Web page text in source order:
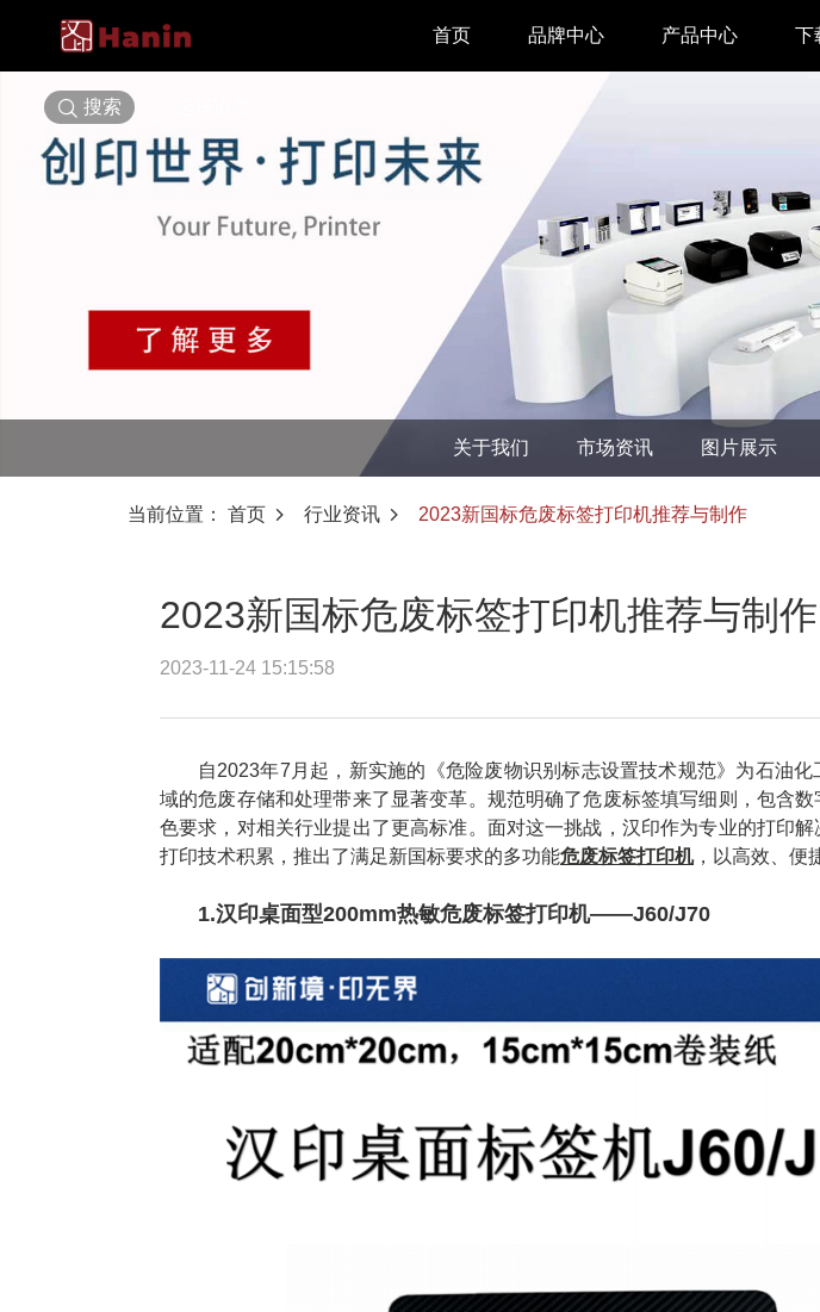
首页 品牌中心 产品中心 下
搜索
关于我们 市场资讯 图片展示
当前位置： 首页 行业资讯 2023新国标危废标签打印机推荐与制作
2023新国标危废标签打印机推荐与制作
2023-11-24 15:15:58
自2023年7月起，新实施的《危险废物识别标志设置技术规范》为石油
域的危废存储和处理带来了显著变革。规范明确了危废标签填写细则，包含
色要求，对相关行业提出了更高标准。面对这一挑战，汉印作为专业的打印
打印技术积累，推出了满足新国标要求的多功能危废标签打印机，以高效、便
1.汉印桌面型200mm热敏危废标签打印机——J60/J70